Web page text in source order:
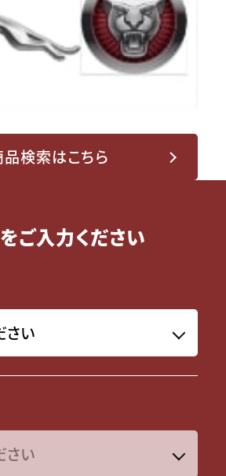
検索はこちら
ご入力ください